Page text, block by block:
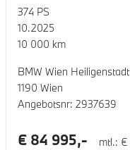
374 PS
10.2025
10 000 km
BMW Wien Heiligenstadt
1190 Wien
Angebotsnr: 2937639
mtl.: €
€ 84 995,-